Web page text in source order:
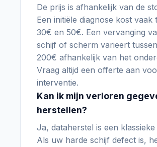
De prijs is afhankelijk van de
Een initiële diagnose kost vaak
30€ en 50€. Een vervanging
schijf of scherm varieert
200€ afhankelijk van het
Vraag altijd een offerte aan
interventie.
Kan ik mijn verloren
herstellen?
Ja, dataherstel is een klassieke
Als uw harde schijf defect is,